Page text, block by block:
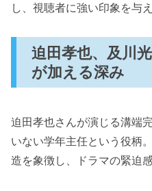
し、視聴者に強い印象を与
迫田孝也、及川
が加える深み
迫田孝也さんが演じる溝端
いない学年主任という役柄
造を象徴し、ドラマの緊迫